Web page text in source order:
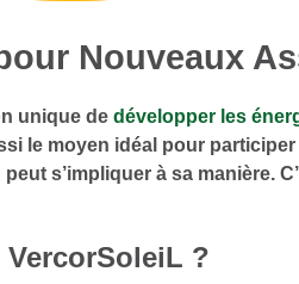
Nouveaux
unique de développer les
le moyen idéal pour participer
s’impliquer à sa manière.
?